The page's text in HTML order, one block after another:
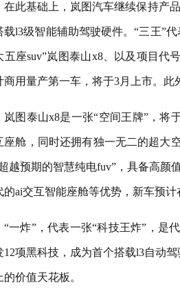
在此基础上，岚图汽车继续保持产
载l3级智能辅助驾驶硬件。“三王”
五座suv”岚图泰山x8、以及项目代
商用量产第一车，将于3月上市。此
岚图泰山x8是一张“空间王牌”，将
座舱，同时还拥有独一无二的超大
越预期的智慧纯电fuv”，具备高颜
的ai交互智能座舱等优势，新车预计
“一炸”，代表一张“科技王炸”，是
12项黑科技，成为首个搭载l3自动
的价值天花板。